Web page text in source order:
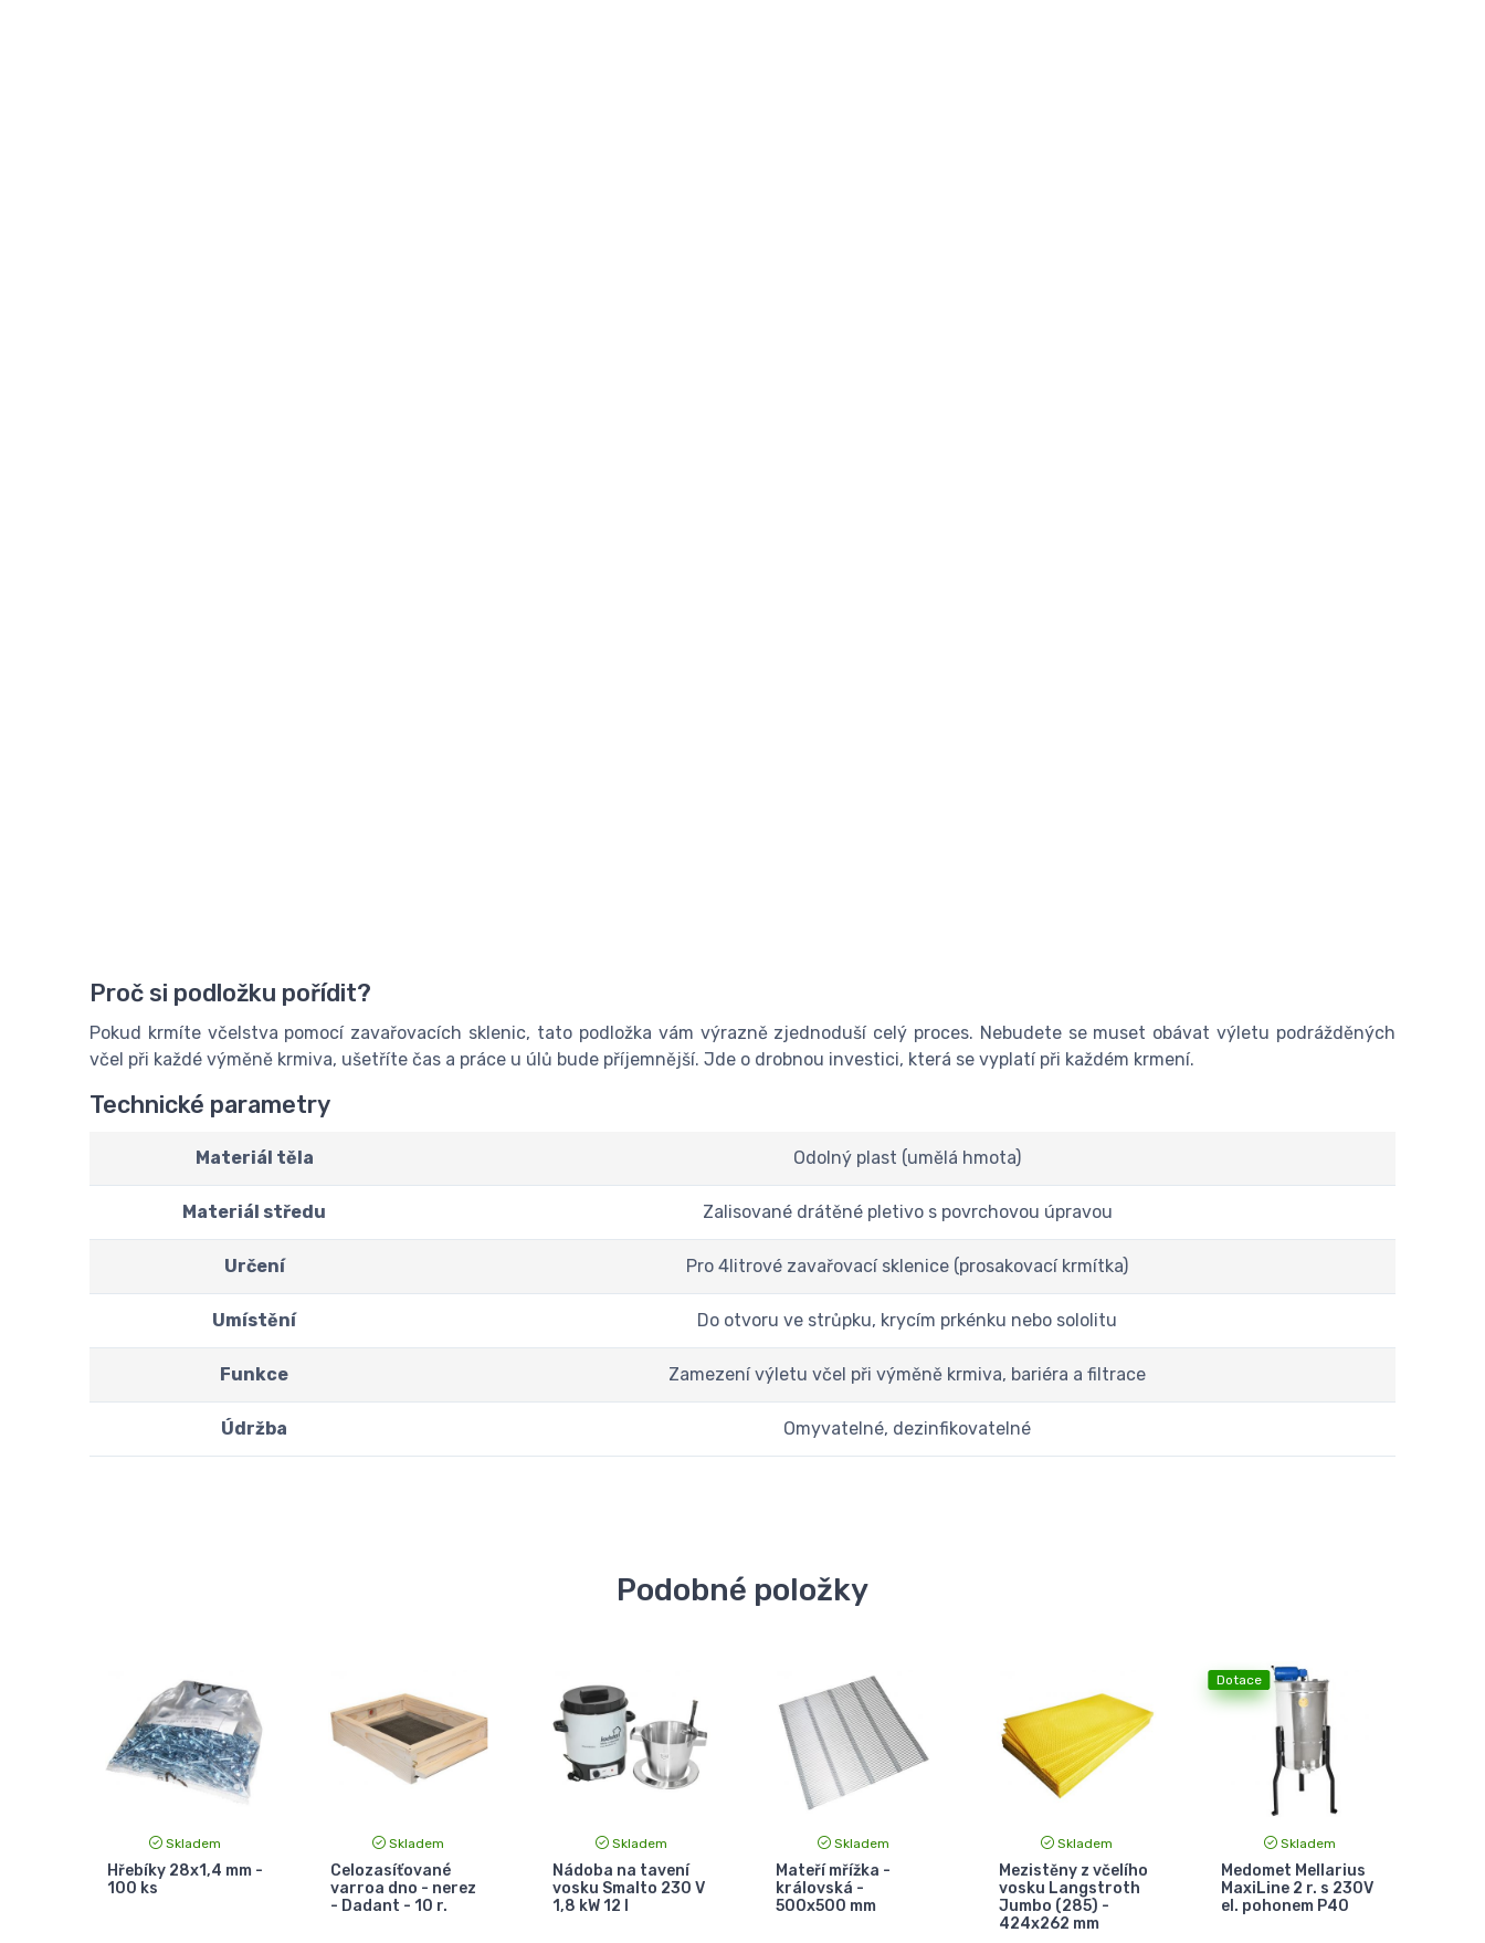
Proč si podložku pořídit?
Pokud krmíte včelstva pomocí zavařovacích sklenic, tato podložka vám výrazně zjednoduší celý proces. Nebudete se muset obávat výletu podrážděných
včel při každé výměně krmiva, ušetříte čas a práce u úlů bude příjemnější. Jde o drobnou investici, která se vyplatí při každém krmení.
Technické parametry
Materiál těla Odolný plast (umělá hmota)
Materiál středu Zalisované drátěné pletivo s povrchovou úpravou
Určení Pro 4litrové zavařovací sklenice (prosakovací krmítka)
Umístění Do otvoru ve strůpku, krycím prkénku nebo sololitu
Funkce Zamezení výletu včel při výměně krmiva, bariéra a filtrace
Údržba Omyvatelné, dezinfikovatelné
Podobné položky
Skladem
Hřebíky 28x1,4 mm -
100 ks
Skladem
Celozasíťované
varroa dno - nerez
- Dadant - 10 r.
Skladem
Nádoba na tavení
vosku Smalto 230 V
1,8 kW 12 l
Skladem
Mateří mřížka -
královská -
500x500 mm
Skladem
Mezistěny z včelího
vosku Langstroth
Jumbo (285) -
424x262 mm
Dotace
Skladem
Medomet Mellarius
MaxiLine 2 r. s 230V
el. pohonem P40